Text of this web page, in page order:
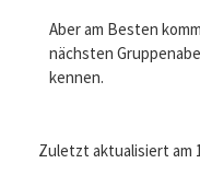
Aber am Besten
nächsten
kennen.
Zuletzt aktualisiert am